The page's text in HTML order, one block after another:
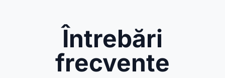
Întrebări
frecvente